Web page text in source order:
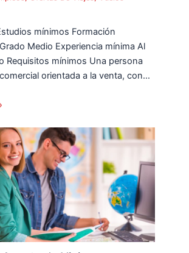
mínimos Formación
Medio Experiencia mínima Al
Requisitos mínimos Una persona
orientada a la venta, con…